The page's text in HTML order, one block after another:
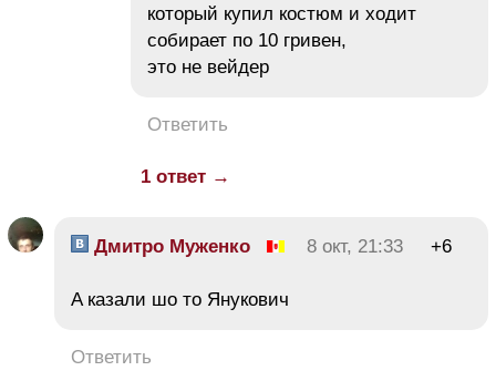
который купил костюм и ходит
собирает по 10 гривен,
это не вейдер
Ответить
1 ответ →
Дмитро Муженко 8 окт, 21:33 +6
A казали шо то Янукович
Ответить